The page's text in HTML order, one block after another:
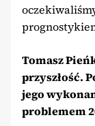
Tomasz
przyszłość.
jego
problemem